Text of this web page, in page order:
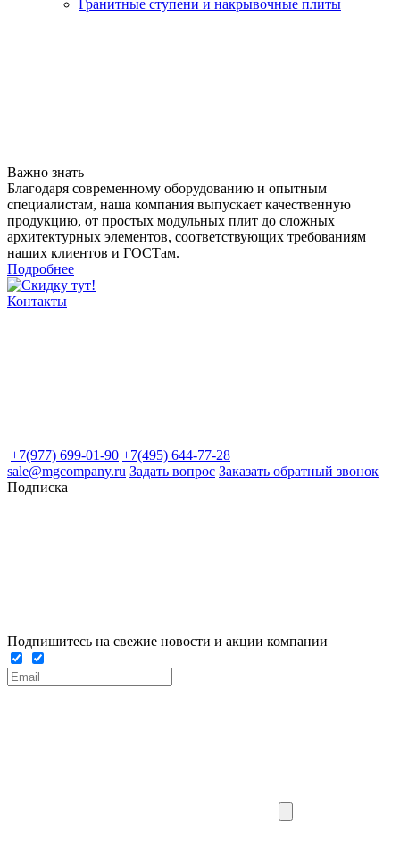
Гранитные ступени и накрывочные плиты
Важно знать
Благодаря современному оборудованию и опытным
специалистам, наша компания выпускает качественную
продукцию, от простых модульных плит до сложных
архитектурных элементов, соответствующих требованиям
наших клиентов и ГОСТам.
Подробнее
Контакты
+7(977) 699-01-90 +7(495) 644-77-28
sale@mgcompany.ru Задать вопрос Заказать обратный звонок
Подписка
Подпишитесь на свежие новости и акции компании